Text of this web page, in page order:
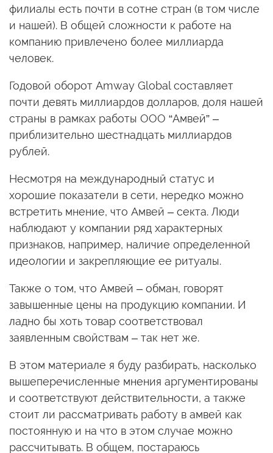
филиалы есть почти в сотне стран (в том числе
и нашей). В общей сложности к работе на
компанию привлечено более миллиарда
человек.
Годовой оборот Amway Global составляет
почти девять миллиардов долларов, доля нашей
страны в рамках работы ООО “Амвей” –
приблизительно шестнадцать миллиардов
рублей.
Несмотря на международный статус и
хорошие показатели в сети, нередко можно
встретить мнение, что Амвей – секта. Люди
наблюдают у компании ряд характерных
признаков, например, наличие определенной
идеологии и закрепляющие ее ритуалы.
Также о том, что Амвей – обман, говорят
завышенные цены на продукцию компании. И
ладно бы хоть товар соответствовал
заявленным свойствам – так нет же.
В этом материале я буду разбирать, насколько
вышеперечисленные мнения аргументированы
и соответствуют действительности, а также
стоит ли рассматривать работу в амвей как
постоянную и на что в этом случае можно
рассчитывать. В общем, постараюсь